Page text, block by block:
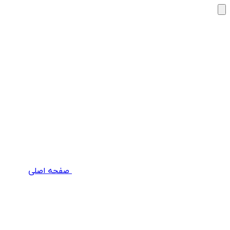
صفحه اصلی